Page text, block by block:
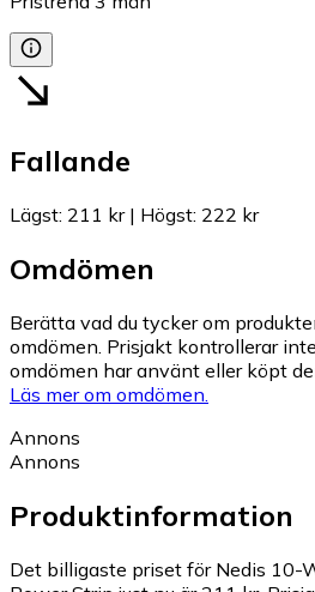
Fallande
Lägst: 211 kr| Högst: 222 kr
Omdömen
Berätta vad du tycker om
omdömen. Prisjakt kontrollerar
omdömen har använt eller köpt
Läs mer om omdömen.
Annons
Annons
Produktinformation
Det billigaste priset för Nedis 10-